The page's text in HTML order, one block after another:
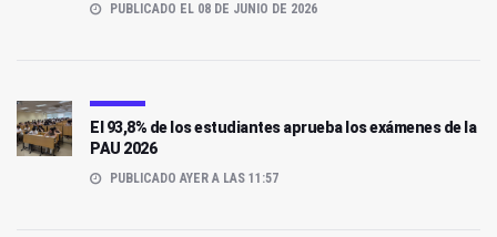
PUBLICADO EL 08 DE JUNIO DE 2026
El 93,8% de los estudiantes aprueba los exámenes de la
PAU 2026
PUBLICADO AYER A LAS 11:57